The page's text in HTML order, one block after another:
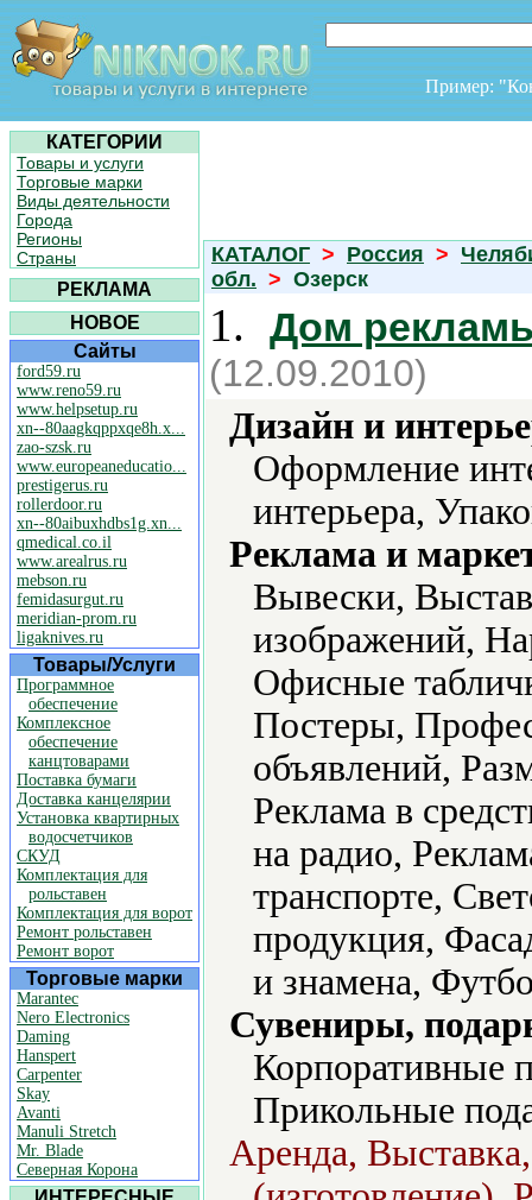
Пример:
КАТЕГОРИИ
Товары и услуги
Торговые марки
Виды деятельности
Города
Регионы
Страны
РЕКЛАМА
НОВОЕ
Сайты
ford59.ru
www.reno59.ru
www.helpsetup.ru
xn--80aagkqppxqe8h.x...
zao-szsk.ru
www.europeaneducatio...
prestigerus.ru
rollerdoor.ru
xn--80aibuxhdbs1g.xn...
qmedical.co.il
www.arealrus.ru
mebson.ru
femidasurgut.ru
meridian-prom.ru
ligaknives.ru
Товары/Услуги
Программное
обеспечение
Комплексное
обеспечение
канцтоварами
Поставка бумаги
Доставка канцелярии
Установка квартирных
водосчетчиков
СКУД
Комплектация для
рольставен
Комплектация для ворот
Ремонт рольставен
Ремонт ворот
Торговые марки
Marantec
Nero Electronics
Daming
Hanspert
Carpenter
Skay
Avanti
Manuli Stretch
Mr. Blade
Северная Корона
КАТАЛОГ > Россия >
обл. > Озерск
1. Дом
(12.09.2010)
Дизайн и
Оформление
интерьера,
Реклама и
Вывески,
изображений,
Офисные
Постеры,
объявлений,
Реклама в
на радио,
транспорте,
продукция,
и знамена,
Сувениры,
Корпоративные
Прикольные
Аренда,